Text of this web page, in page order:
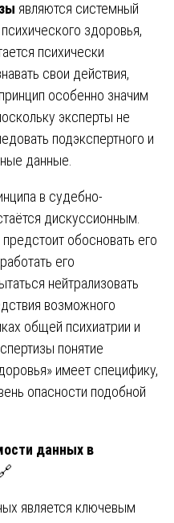
являются системный
здоровья,
психически
свои действия,
особенно значим
эксперты не
подэкспертного и
данные.
в судебно-
дискуссионным.
обосновать его
его
нейтрализовать
возможного
общей психиатрии и
понятие
имеет специфику,
опасности подобной
данных в
является ключевым